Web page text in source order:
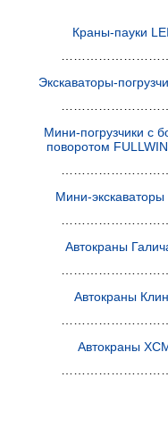
Краны-пауки
Экскаваторы-
Мини-погрузчики с
поворотом
Мини-экскаваторы
Автокраны
Автокраны
Автокраны